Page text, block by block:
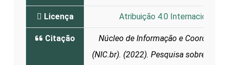
Licença Atribuição 4.0 Internacional
Citação
Núcleo de Informação e
(NIC.br). (2022). Pesquisa sobre o